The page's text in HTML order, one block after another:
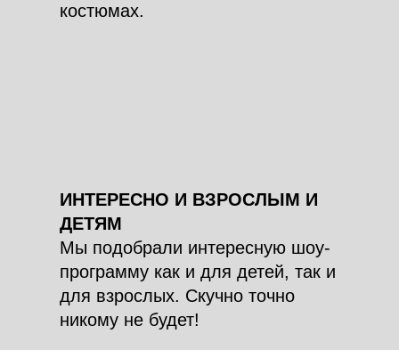
костюмах.
ИНТЕРЕСНО И ВЗРОСЛЫМ И
ДЕТЯМ
Мы подобрали интересную шоу-
программу как и для детей, так и
для взрослых. Скучно точно
никому не будет!